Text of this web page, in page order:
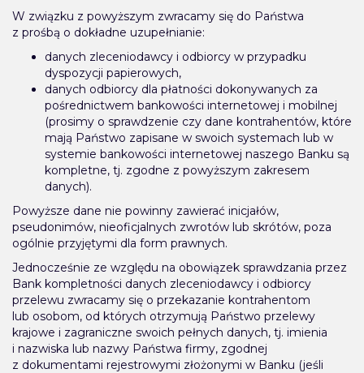
W związku z powyższym zwracamy się do Państwa
z prośbą o dokładne uzupełnianie:
danych zleceniodawcy i odbiorcy w przypadku
dyspozycji papierowych,
danych odbiorcy dla płatności dokonywanych za
pośrednictwem bankowości internetowej i mobilnej
(prosimy o sprawdzenie czy dane kontrahentów, które
mają Państwo zapisane w swoich systemach lub w
systemie bankowości internetowej naszego Banku są
kompletne, tj. zgodne z powyższym zakresem
danych).
Powyższe dane nie powinny zawierać inicjałów,
pseudonimów, nieoficjalnych zwrotów lub skrótów, poza
ogólnie przyjętymi dla form prawnych.
Jednocześnie ze względu na obowiązek sprawdzania przez
Bank kompletności danych zleceniodawcy i odbiorcy
przelewu zwracamy się o przekazanie kontrahentom
lub osobom, od których otrzymują Państwo przelewy
krajowe i zagraniczne swoich pełnych danych, tj. imienia
i nazwiska lub nazwy Państwa firmy, zgodnej
z dokumentami rejestrowymi złożonymi w Banku (jeśli